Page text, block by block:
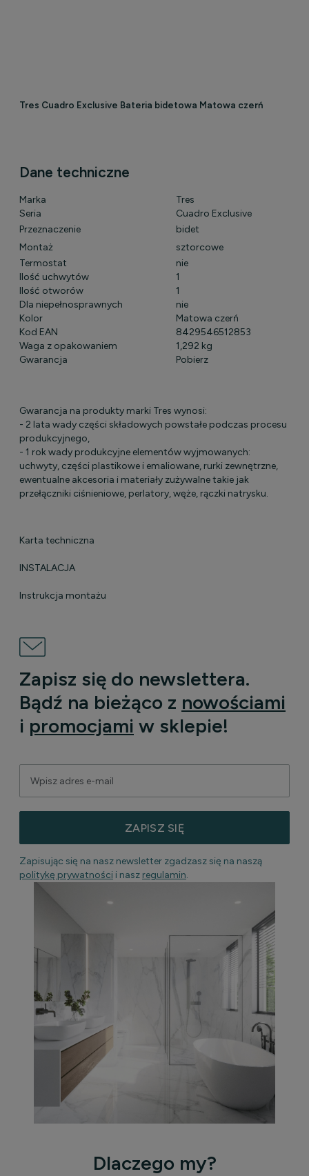
Tres Cuadro Exclusive Bateria bidetowa Matowa czerń
Dane techniczne
Marka
Tres
Seria
Cuadro Exclusive
Przeznaczenie
bidet
Montaż
sztorcowe
Termostat
nie
Ilość uchwytów
1
Ilość otworów
1
Dla niepełnosprawnych
nie
Kolor
Matowa czerń
Kod EAN
8429546512853
Waga z opakowaniem
1,292 kg
Gwarancja
Pobierz
Gwarancja na produkty marki Tres wynosi:
- 2 lata wady części składowych powstałe podczas procesu
produkcyjnego,
- 1 rok wady produkcyjne elementów wyjmowanych:
uchwyty, części plastikowe i emaliowane, rurki zewnętrzne,
ewentualne akcesoria i materiały zużywalne takie jak
przełączniki ciśnieniowe, perlatory, węże, rączki natrysku.
Karta techniczna
INSTALACJA
Instrukcja montażu
Zapisz się do newslettera.
Bądź na bieżąco z nowościami
i promocjami w sklepie!
ZAPISZ SIĘ
Zapisując się na nasz newsletter zgadzasz się na naszą
politykę prywatności i nasz regulamin.
Dlaczego my?